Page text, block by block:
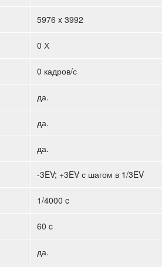
5976 x 3992
0 Х
0 кадров/с
да.
да.
да.
-3EV; +3EV с шагом в 1/3EV
1/4000 c
60 c
да.